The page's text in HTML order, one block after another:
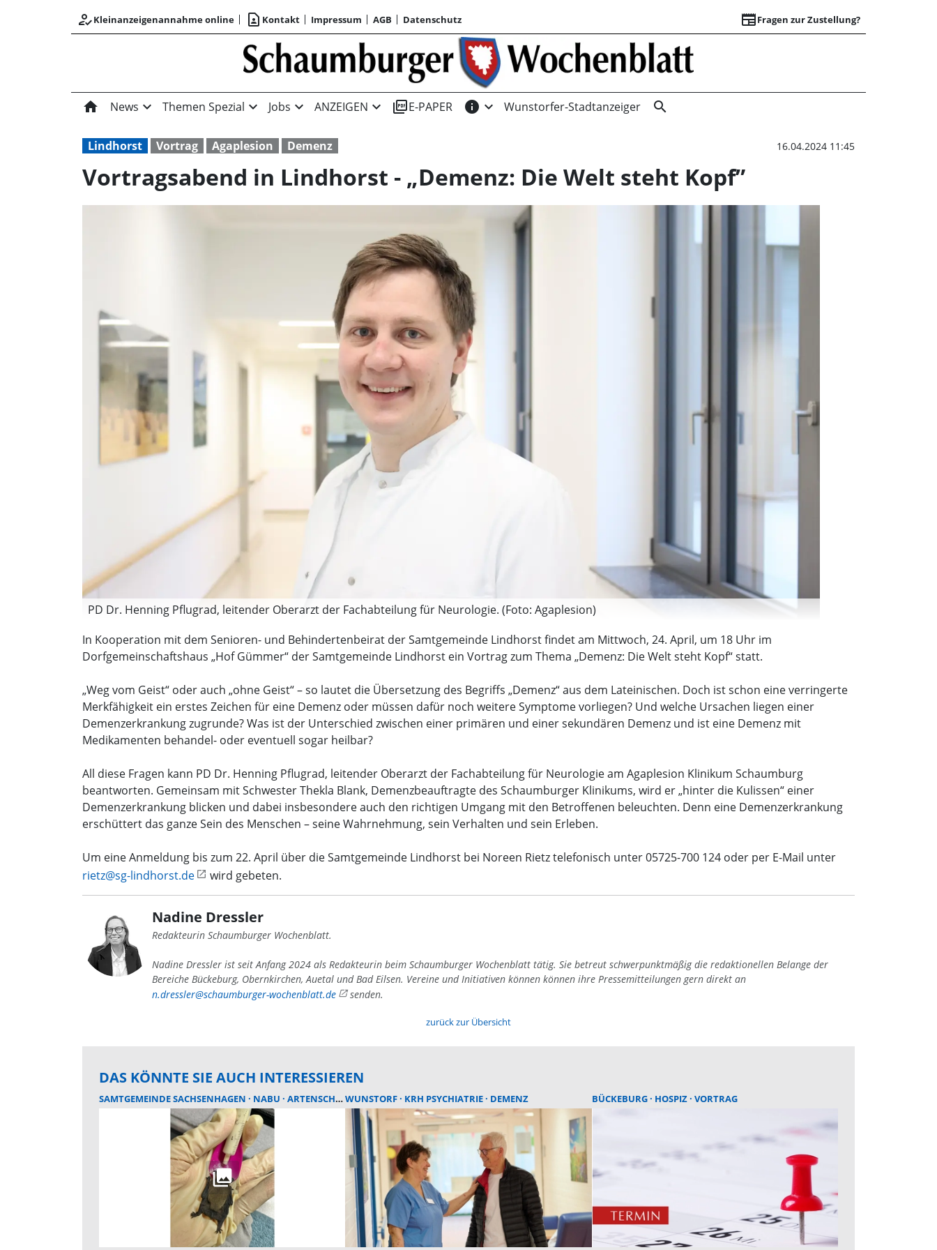
how_to_regKleinanzeigenannahme online contact_page Kontakt Impressum AGB Datenschutz newspaperFragen zur Zustellung?
Vortragsabend in
home News expand_more Themen Spezial expand_more Jobs expand_more ANZEIGEN expand_more picture_as_pdfE-PAPER info expand_more Wunstorfer-Stadtanzeiger search
Lindhorst Vortrag Agaplesion Demenz 16.04.2024 11:45
Vortragsabend in Lindhorst - „Demenz: Die Welt steht Kopf”
PD Dr. Henning Pflugrad, leitender Oberarzt der Fachabteilung für Neurologie. (Foto: Agaplesion)
In Kooperation mit dem Senioren- und Behindertenbeirat der Samtgemeinde Lindhorst findet am Mittwoch, 24. April, um 18 Uhr im
Dorfgemeinschaftshaus „Hof Gümmer“ der Samtgemeinde Lindhorst ein Vortrag zum Thema „Demenz: Die Welt steht Kopf“ statt.
„Weg vom Geist“ oder auch „ohne Geist“ – so lautet die Übersetzung des Begriffs „Demenz“ aus dem Lateinischen. Doch ist schon eine verringerte
Merkfähigkeit ein erstes Zeichen für eine Demenz oder müssen dafür noch weitere Symptome vorliegen? Und welche Ursachen liegen einer
Demenzerkrankung zugrunde? Was ist der Unterschied zwischen einer primären und einer sekundären Demenz und ist eine Demenz mit
Medikamenten behandel- oder eventuell sogar heilbar?
All diese Fragen kann PD Dr. Henning Pflugrad, leitender Oberarzt der Fachabteilung für Neurologie am Agaplesion Klinikum Schaumburg
beantworten. Gemeinsam mit Schwester Thekla Blank, Demenzbeauftragte des Schaumburger Klinikums, wird er „hinter die Kulissen“ einer
Demenzerkrankung blicken und dabei insbesondere auch den richtigen Umgang mit den Betroffenen beleuchten. Denn eine Demenzerkrankung
erschüttert das ganze Sein des Menschen – seine Wahrnehmung, sein Verhalten und sein Erleben.
Um eine Anmeldung bis zum 22. April über die Samtgemeinde Lindhorst bei Noreen Rietz telefonisch unter 05725-700 124 oder per E-Mail unter
rietz@sg-lindhorst.de
wird gebeten.
Nadine Dressler
Redakteurin Schaumburger Wochenblatt.
Nadine Dressler ist seit Anfang 2024 als Redakteurin beim Schaumburger Wochenblatt tätig. Sie betreut schwerpunktmäßig die redaktionellen Belange der
Bereiche Bückeburg, Obernkirchen, Auetal und Bad Eilsen. Vereine und Initiativen können können ihre Pressemitteilungen gern direkt an
n.dressler@schaumburger-wochenblatt.de
senden.
zurück zur Übersicht
DAS KÖNNTE SIE AUCH INTERESSIEREN
SAMTGEMEINDE SACHSENHAGEN NABU ARTENSCHUTZ WUNSTORF KRH PSYCHIATRIE DEMENZ BÜCKEBURG HOSPIZ VORTRAG